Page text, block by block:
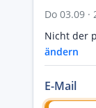
Do 03.09 ·
Nicht der
ändern
E-Mail